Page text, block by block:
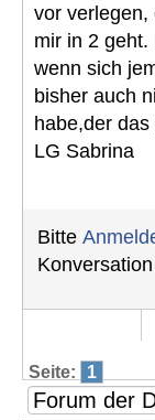
vor verlegen,
mir in 2 geht.
wenn sich
bisher auch
habe,der
LG Sabrina
Bitte
Seite: 1